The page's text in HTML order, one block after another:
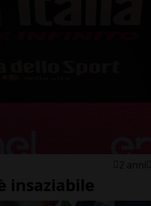
2 anni
insaziabile